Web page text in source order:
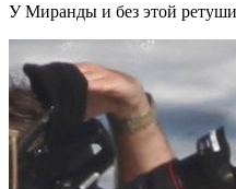
У Миранды и без этой